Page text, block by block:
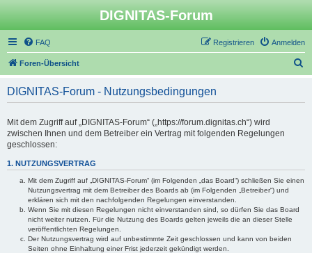
DIGNITAS-Forum
FAQ Anmelden
Registrieren
Foren-Übersicht
DIGNITAS-Forum - Nutzungsbedingungen
Mit dem Zugriff auf „DIGNITAS-Forum“ („https://forum.dignitas.ch“) wird
zwischen Ihnen und dem Betreiber ein Vertrag mit folgenden Regelungen
geschlossen:
1. NUTZUNGSVERTRAG
Mit dem Zugriff auf „DIGNITAS-Forum“ (im Folgenden „das Board“) schließen Sie einen
Nutzungsvertrag mit dem Betreiber des Boards ab (im Folgenden „Betreiber“) und
erklären sich mit den nachfolgenden Regelungen einverstanden.
Wenn Sie mit diesen Regelungen nicht einverstanden sind, so dürfen Sie das Board
nicht weiter nutzen. Für die Nutzung des Boards gelten jeweils die an dieser Stelle
veröffentlichten Regelungen.
Der Nutzungsvertrag wird auf unbestimmte Zeit geschlossen und kann von beiden
Seiten ohne Einhaltung einer Frist jederzeit gekündigt werden.